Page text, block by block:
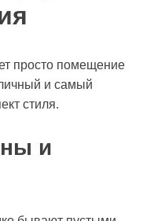
просто помещение
и самый
стиля.
и